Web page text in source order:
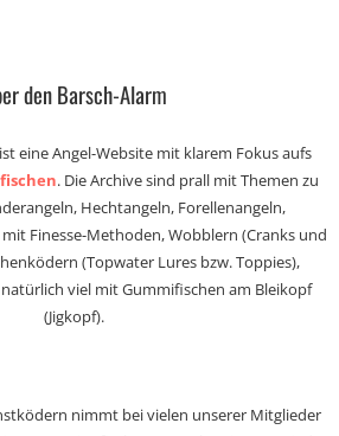
den Barsch-Alarm
eine Angel-Website mit klarem Fokus aufs
. Die Archive sind prall mit Themen zu
Hechtangeln, Forellenangeln,
Finesse-Methoden, Wobblern (Cranks und
(Topwater Lures bzw. Toppies),
viel mit Gummifischen am Bleikopf
(Jigkopf).
nimmt bei vielen unserer Mitglieder